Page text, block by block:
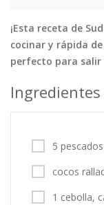
Recetas
Tips y Trucos
Contáctanos
¡Esta receta de
cocinar y rápida
perfecto para
Ingredientes
5 pescados
cocos
1 cebolla,